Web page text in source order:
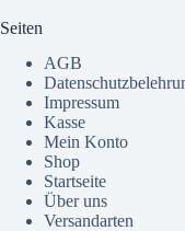
Seiten
AGB
Impressum
Kasse
Mein Konto
Shop
Startseite
Über uns
Versandarten